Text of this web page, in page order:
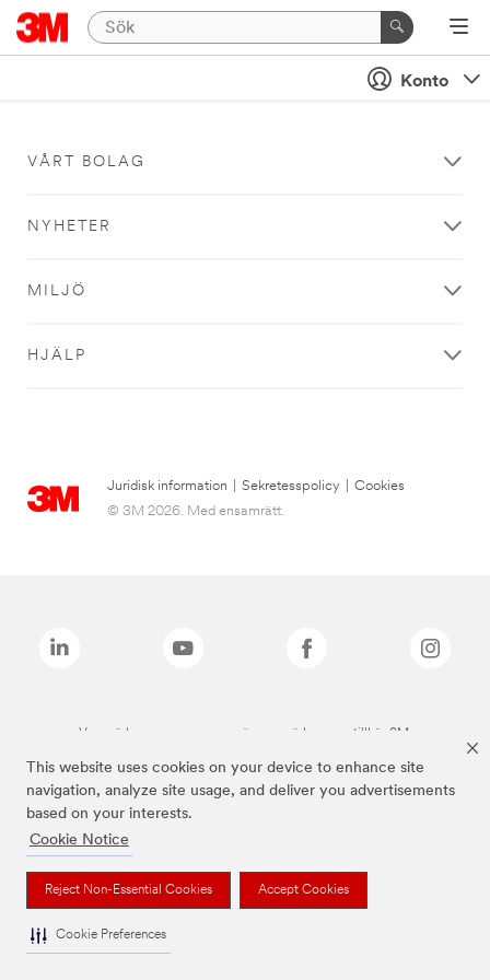
This website uses cookies on your device to enhance site
navigation, analyze site usage, and deliver you advertisements
based on your interests.
Cookie Notice
Reject Non-Essential Cookies Accept Cookies
Cookie Preferences
Konto
VÅRT BOLAG
NYHETER
MILJÖ
HJÄLP
Juridisk information Sekretesspolicy
Cookies
© 3M 2026. Med ensamrätt.
Varumärken som anges ovan är varumärken som tillhör 3M.